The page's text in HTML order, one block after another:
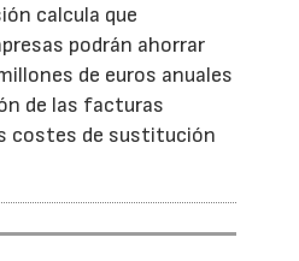
calcula que
podrán ahorrar
de euros anuales
de las facturas
costes de sustitución